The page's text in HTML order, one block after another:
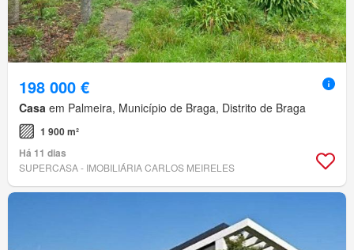
198 000 €
Casa em Palmeira, Município de Braga, Distrito de Braga
1 900 m²
Há 11 dias
SUPERCASA - IMOBILIÁRIA CARLOS MEIRELES